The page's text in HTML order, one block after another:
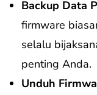
Backup Data
firmware
selalu
penting Anda.
Unduh